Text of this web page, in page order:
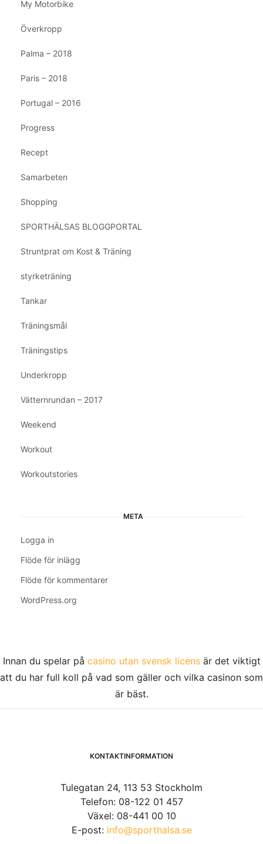
My Motorbike
Överkropp
Palma – 2018
Paris – 2018
Portugal – 2016
Progress
Recept
Samarbeten
Shopping
SPORTHÄLSAS BLOGGPORTAL
Struntprat om Kost & Träning
styrketräning
Tankar
Träningsmål
Träningstips
Underkropp
Vätternrundan – 2017
Weekend
Workout
Workoutstories
META
Logga in
Flöde för inlägg
Flöde för kommentarer
WordPress.org
Innan du spelar på casino utan svensk licensär det viktigt
att du har full koll på vad som gäller och vilka casinon som
är bäst.
KONTAKTINFORMATION
Tulegatan 24, 113 53 Stockholm
Telefon: 08-122 01 457
Växel: 08-441 00 10
E-post: info@sporthalsa.se